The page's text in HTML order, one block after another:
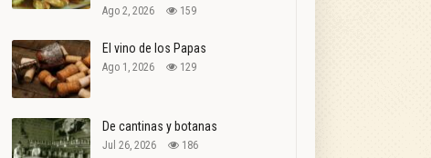
Ago 2, 2026 159
El vino de los Papas
Ago 1, 2026 129
De cantinas y botanas
Jul 26, 2026 186